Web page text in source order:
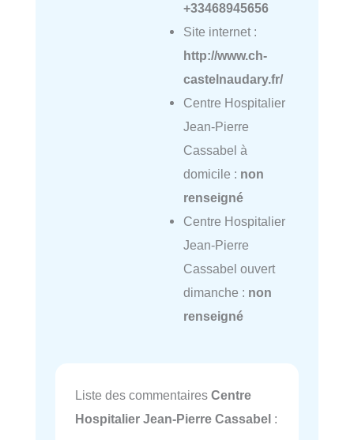
+33468945656
Site internet :
http://www.ch-
castelnaudary.fr/
Centre Hospitalier
Jean-Pierre
Cassabel à
domicile : non
renseigné
Centre Hospitalier
Jean-Pierre
Cassabel ouvert
dimanche : non
renseigné
Liste des commentaires Centre
Hospitalier Jean-Pierre Cassabel :